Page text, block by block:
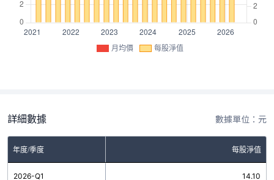
月均價 每股淨值
詳細數據 數據單位：元
年度/季度 每股淨值
2026-Q1 14.10